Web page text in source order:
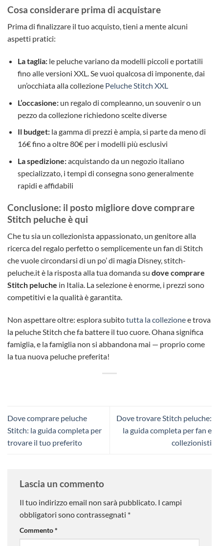
Cosa considerare prima di acquistare
Prima di finalizzare il tuo acquisto, tieni a mente alcuni
aspetti pratici:
La taglia:le peluche variano da modelli piccoli e portatili
fino alle versioni XXL. Se vuoi qualcosa di imponente, dai
un’occhiata alla collezione Peluche Stitch XXL
L’occasione:un regalo di compleanno, un souvenir o un
pezzo da collezione richiedono scelte diverse
Il budget:la gamma di prezzi è ampia, si parte da meno di
16€ fino a oltre 80€ per i modelli più esclusivi
La spedizione:acquistando da un negozio italiano
specializzato, i tempi di consegna sono generalmente
rapidi e affidabili
Conclusione: il posto migliore dove comprare
Stitch peluche è qui
Che tu sia un collezionista appassionato, un genitore alla
ricerca del regalo perfetto o semplicemente un fan di Stitch
che vuole circondarsi di un po’ di magia Disney, stitch-
peluche.it è la risposta alla tua domanda su dove comprare
Stitch peluche in Italia. La selezione è enorme, i prezzi sono
competitivi e la qualità è garantita.
Non aspettare oltre: esplora subitotutta la collezionee trova
la peluche Stitch che fa battere il tuo cuore. Ohana significa
famiglia, e la famiglia non si abbandona mai — proprio come
la tua nuova peluche preferita!
Dove comprare peluche
Stitch: la guida completa per
trovare il tuo preferito
Dove trovare Stitch peluche:
la guida completa per fan e
collezionisti
Lascia un commento
Il tuo indirizzo email non sarà pubblicato. I campi
obbligatori sono contrassegnati *
Commento*